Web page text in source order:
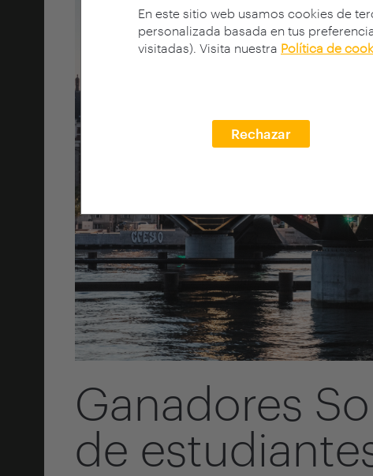
En este sitio web usamos cookies de
personalizada basada en tus
visitadas). Visita nuestra Política de
Rechazar
Ganadores
de